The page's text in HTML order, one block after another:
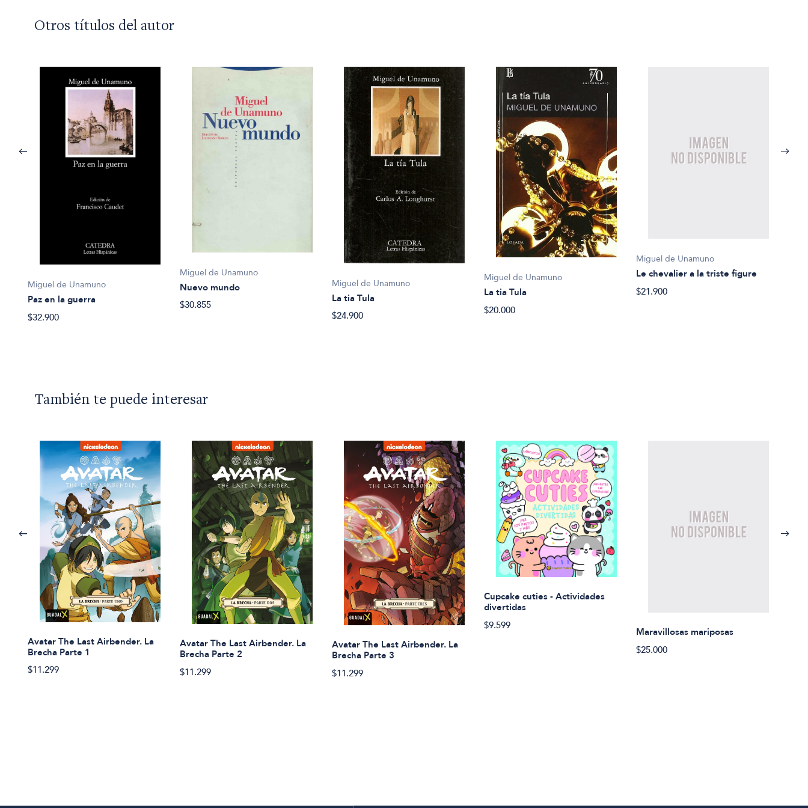
Otros títulos del autor
Miguel de Unamuno
Paz en la guerra
$32.900
Miguel de Unamuno
Nuevo mundo
$30.855
Miguel de Unamuno
La tia Tula
$24.900
Miguel de Unamuno
La tia Tula
$20.000
Miguel de Unamuno
Le chevalier a la triste figure
$21.900
También te puede interesar
Avatar The Last Airbender. La
Brecha Parte 1
$11.299
Avatar The Last Airbender. La
Brecha Parte 2
$11.299
Avatar The Last Airbender. La
Brecha Parte 3
$11.299
Cupcake cuties - Actividades
divertidas
$9.599
Maravillosas mariposas
$25.000